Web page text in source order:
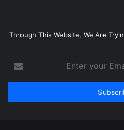
Through This Website, We Are
your
Email